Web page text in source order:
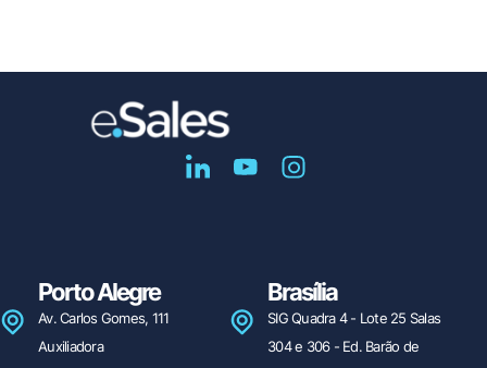
Porto Alegre
Av. Carlos Gomes, 111
Auxiliadora
Brasília
SIG Quadra 4 - Lote 25 Salas
304 e 306 - Ed. Barão de